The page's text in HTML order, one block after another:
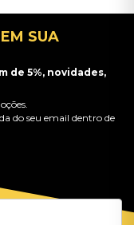
SUA
de 5%, novidades,
do seu email dentro de